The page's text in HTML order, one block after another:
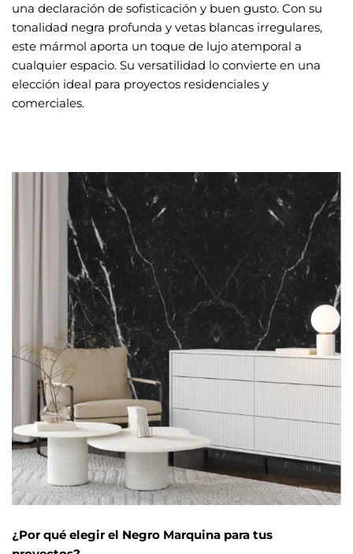
una declaración de sofisticación y buen gusto. Con su
tonalidad negra profunda y vetas blancas irregulares,
este mármol aporta un toque de lujo atemporal a
cualquier espacio. Su versatilidad lo convierte en una
elección ideal para proyectos residenciales y
comerciales.
¿Por qué elegir el Negro Marquina para tus